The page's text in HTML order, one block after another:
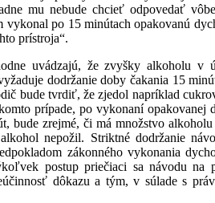
mu nebude chcieť odpovedať
po 15 minútach opakovanú
prístroja“.
uvádzajú, že zvyšky alkoholu v
dodržanie doby čakania 15
bude tvrdiť, že zjedol napríklad
prípade, po vykonaní opakovanej
bude zrejmé, či má množstvo alkoholu
nepožil. Striktné dodržanie
zákonného vykonania
postup priečiaci sa návodu na
dôkazu a tým, v súlade s